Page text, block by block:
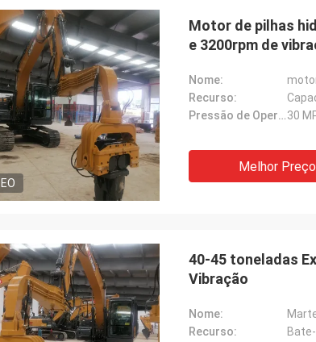
Motor de pilhas
e 3200rpm de
Nome:
Recurso:
Pressão de Operação:30
Melhor Preço
40-45 toneladas
Vibração
Nome:
Recurso: